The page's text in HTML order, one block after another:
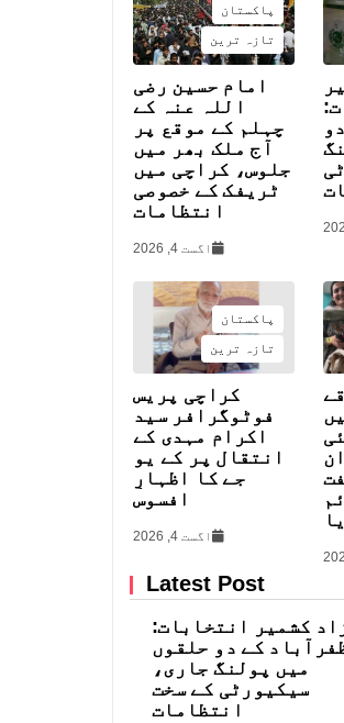
پاکستان
تازہ ترین
امام حسین رضی
اللہ عنہ کے
چہلم کے موقع پر
آج ملک بھر میں
جلوس، کراچی میں
ٹریفک کے خصوصی
انتظامات
اگست 4, 2026
پاکستان
تازہ ترین
کراچی پریس
فوٹوگرافر سید
اکرام مہدی کے
انتقال پر کے یو
جے کا اظہارِ
افسوس
اگست 4, 2026
Latest Post
کشمیر انتخابات:
کے دو حلقوں
میں پولنگ جاری،
سیکیورٹی کے سخت
انتظامات